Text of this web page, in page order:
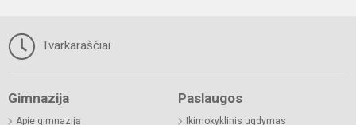
Tvarkaraščiai
Gimnazija
Apie gimnaziją
Paslaugos
Ikimokyklinis ugdymas